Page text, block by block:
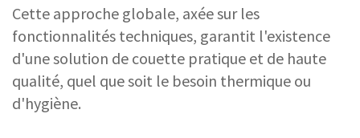
Cette approche globale, axée sur les
fonctionnalités techniques, garantit l'existence
d'une solution de couette pratique et de haute
qualité, quel que soit le besoin thermique ou
d'hygiène.